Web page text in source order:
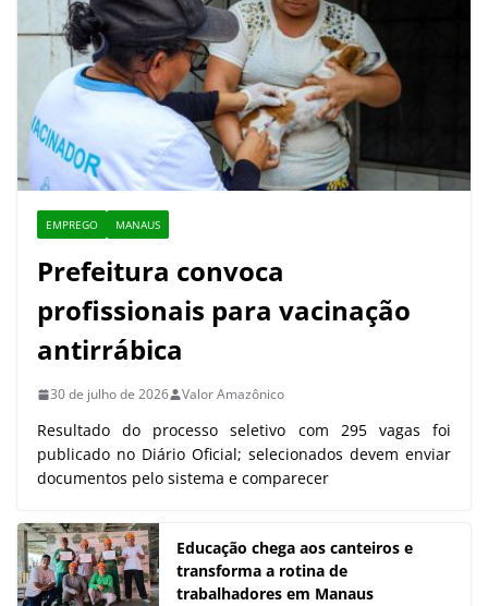
EMPREGO MANAUS
Prefeitura convoca
profissionais para vacinação
antirrábica
30 de julho de 2026 Valor Amazônico
Resultado do processo seletivo com 295 vagas foi
publicado no Diário Oficial; selecionados devem enviar
documentos pelo sistema e comparecer
Educação chega aos canteiros e
transforma a rotina de
trabalhadores em Manaus